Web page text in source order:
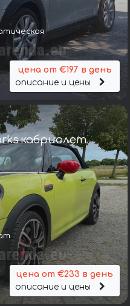
цена от €197 в день
описание и цены
кабриолет
цена от €233 в день
описание и цены